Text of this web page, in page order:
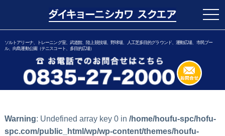
ソルトアリーナ、トレーニング室、武道館、陸上競技場、野球場、人工芝多目的グラウンド、運動広場、市民プー
ル、向島運動公園（テニスコート、多目的広場）
Warning: Undefined array key 0 in /home/houfu-spc/hofu-
spc.com/public_html/wp/wp-content/themes/houfu-